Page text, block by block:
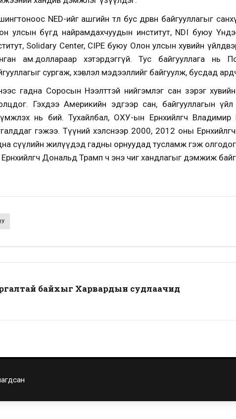
NED-ийг ашгийн төлөө бус дөрвөн байгууллагыг
улсын бүгд найрамдахчуудын институт, NDI буюу
Solidary Center, CIPE буюу Олон улсын хувийн
ам.доллараар хэтэрдэггүй. Тус байгууллага
сургаж, хэвлэл мэдээллийг байгуулж, бусдад
гадна Соросын Нээлттэй нийгэмлэг сан зэрэг
Гэхдээ Америкийн эдгээр сан, байгууллагын
нь бий. Тухайлбал, ОХУ-ын Ерөнхийлөгч
гэжээ. Түүний хэлснээр 2000, 2012 оны
сүүлийн жилүүдэд гадны орнуудад тусламж гэж олгодог
Дональд Трамп ч энэ чиг хандлагыг дэмжиж
байхыг Харвардын судлаачид